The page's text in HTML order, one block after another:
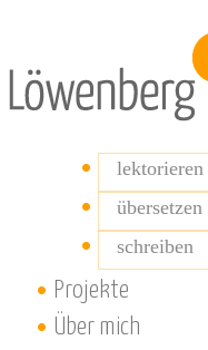
lektorieren
übersetzen
schreiben
Projekte
Über mich